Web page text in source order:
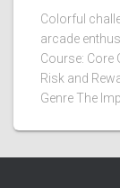
Colorful
arcade
Course:
Risk and
Genre The